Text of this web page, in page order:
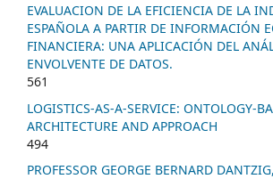
EVALUACION DE LA EFICIENCIA DE LA
ESPAÑOLA A PARTIR DE INFORMACIÓN
FINANCIERA: UNA APLICACIÓN DEL
ENVOLVENTE DE DATOS.
561
LOGISTICS-AS-A-SERVICE: ONTOLOGY-
ARCHITECTURE AND APPROACH
494
PROFESSOR GEORGE BERNARD